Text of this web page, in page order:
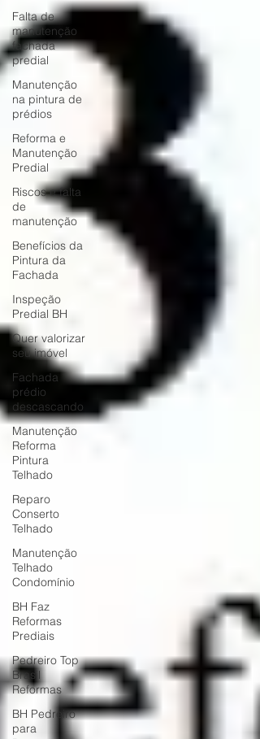
Falta de
manutenção
fachada
predial
Manutenção
na pintura de
prédios
Reforma e
Manutenção
Predial
Riscos e falta
de
manutenção
Benefícios da
Pintura da
Fachada
Inspeção
Predial BH
Quer valorizar
seu imóvel
Fachada
prédio
descascando
Manutenção
Reforma
Pintura
Telhado
Reparo
Conserto
Telhado
Manutenção
Telhado
Condomínio
BH Faz
Reformas
Prediais
Pedreiro Top
Brasil
Reformas
BH Pedreiro
para